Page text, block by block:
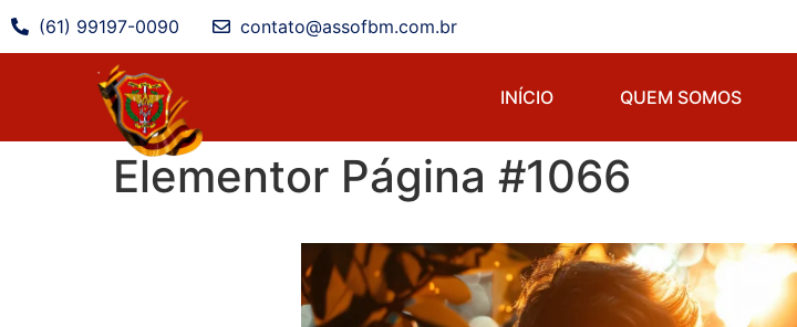
(61) 99197-0090 contato@assofbm.com.br
INÍCIO QUEM SOMOS
Elementor Página #1066